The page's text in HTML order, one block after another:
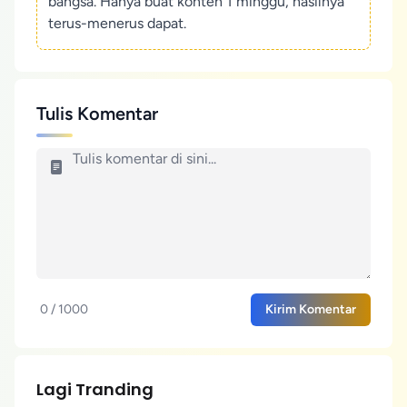
terus-menerus dapat.
Tulis Komentar
0 / 1000 Kirim Komentar
Lagi Tranding